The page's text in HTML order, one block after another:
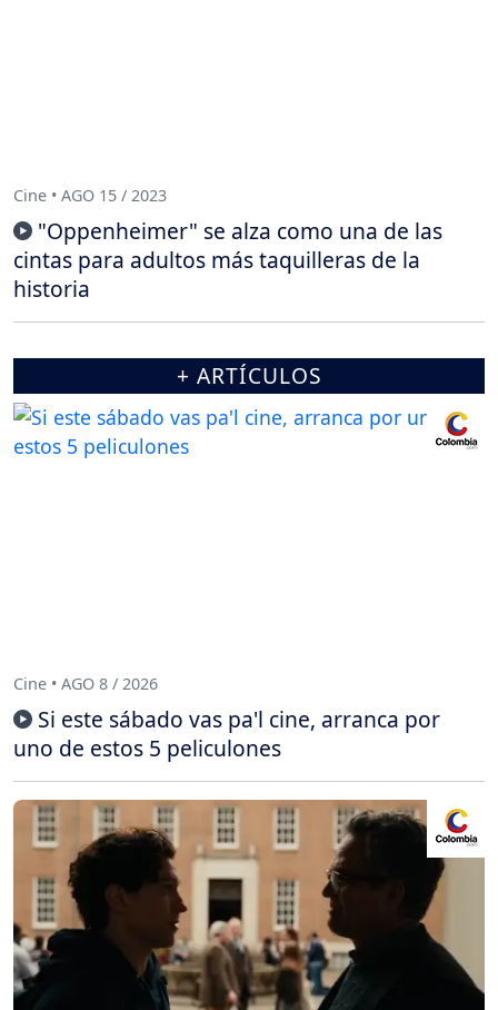
Cine • AGO 15 / 2023
"Oppenheimer" se alza como una de las
cintas para adultos más taquilleras de la
historia
+ ARTÍCULOS
Cine • AGO 8 / 2026
Si este sábado vas pa'l cine, arranca por
uno de estos 5 peliculones